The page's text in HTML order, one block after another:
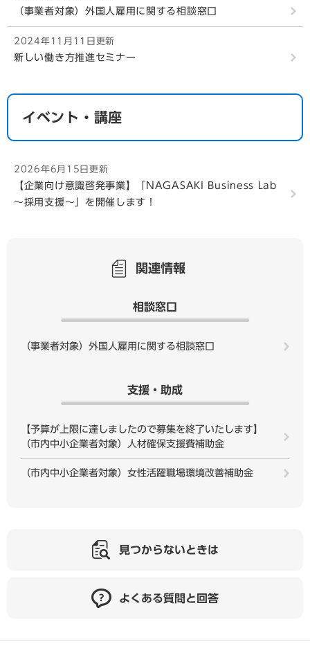
（事業者対象）外国人雇用に関する相談窓口
2024年11月11日更新
新しい働き方推進セミナー
イベント・講座
2026年6月15日更新
【企業向け意識啓発事業】「NAGASAKI Business Lab
～採用支援〜」を開催します！
関連情報
相談窓口
（事業者対象）外国人雇用に関する相談窓口
支援・助成
【予算が上限に達しましたので募集を終了いたします】
（市内中小企業者対象）人材確保支援費補助金
（市内中小企業者対象）女性活躍職場環境改善補助金
見つからないときは
よくある質問と回答